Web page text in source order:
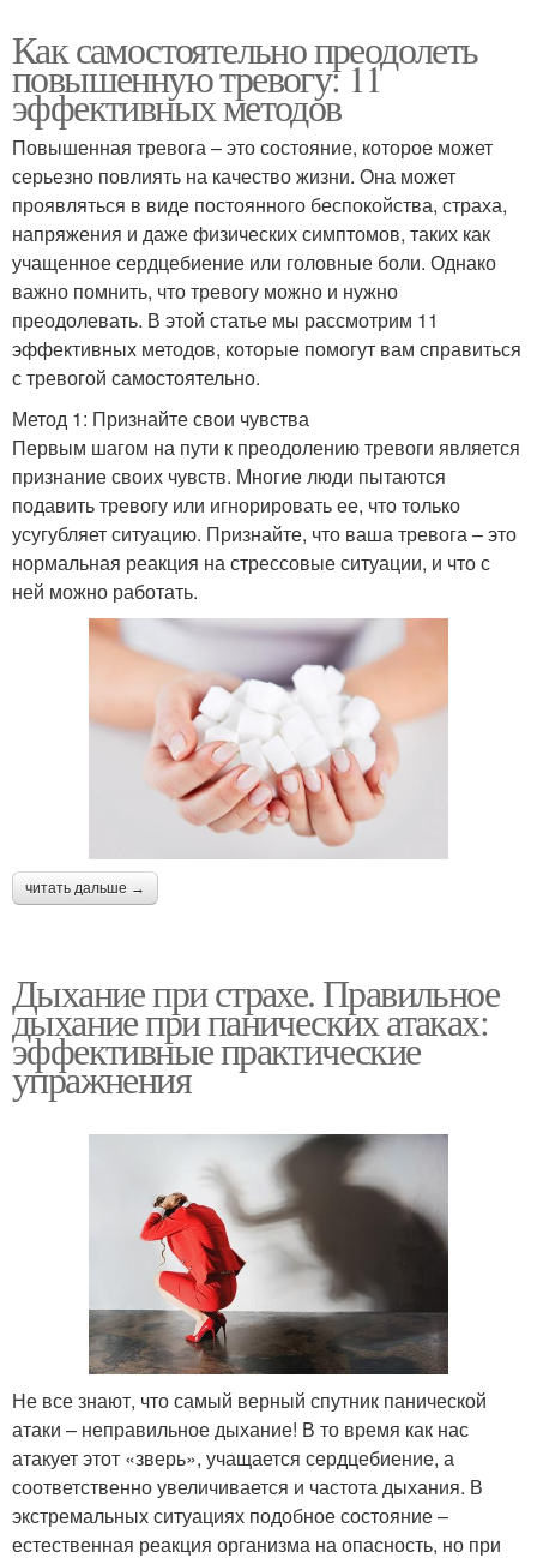
Как самостоятельно преодолеть
повышенную тревогу: 11
эффективных методов
Повышенная тревога – это состояние, которое может
серьезно повлиять на качество жизни. Она может
проявляться в виде постоянного беспокойства, страха,
напряжения и даже физических симптомов, таких как
учащенное сердцебиение или головные боли. Однако
важно помнить, что тревогу можно и нужно
преодолевать. В этой статье мы рассмотрим 11
эффективных методов, которые помогут вам справиться
с тревогой самостоятельно.
Метод 1: Признайте свои чувства
Первым шагом на пути к преодолению тревоги является
признание своих чувств. Многие люди пытаются
подавить тревогу или игнорировать ее, что только
усугубляет ситуацию. Признайте, что ваша тревога – это
нормальная реакция на стрессовые ситуации, и что с
ней можно работать.
читать дальше →
Дыхание при страхе. Правильное
дыхание при панических атаках:
эффективные практические
упражнения
Не все знают, что самый верный спутник панической
атаки – неправильное дыхание! В то время как нас
атакует этот «зверь», учащается сердцебиение, а
соответственно увеличивается и частота дыхания. В
экстремальных ситуациях подобное состояние –
естественная реакция организма на опасность, но при